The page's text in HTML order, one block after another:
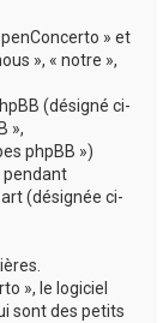
» et
», « notre »,
(désigné ci-
»,
phpBB »)
pendant
(désignée ci-
», le logiciel
sont des petits